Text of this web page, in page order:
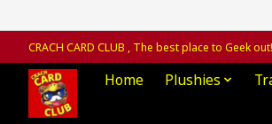
CRACH CARD CLUB , The best place to Geek out!
Home Plushies